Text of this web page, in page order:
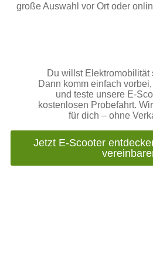
große Auswahl vor Ort oder
Du willst Elektromobilität
Dann komm einfach
und teste unsere
kostenlosen Probefahrt.
für dich – ohne
Jetzt E‑Scooter